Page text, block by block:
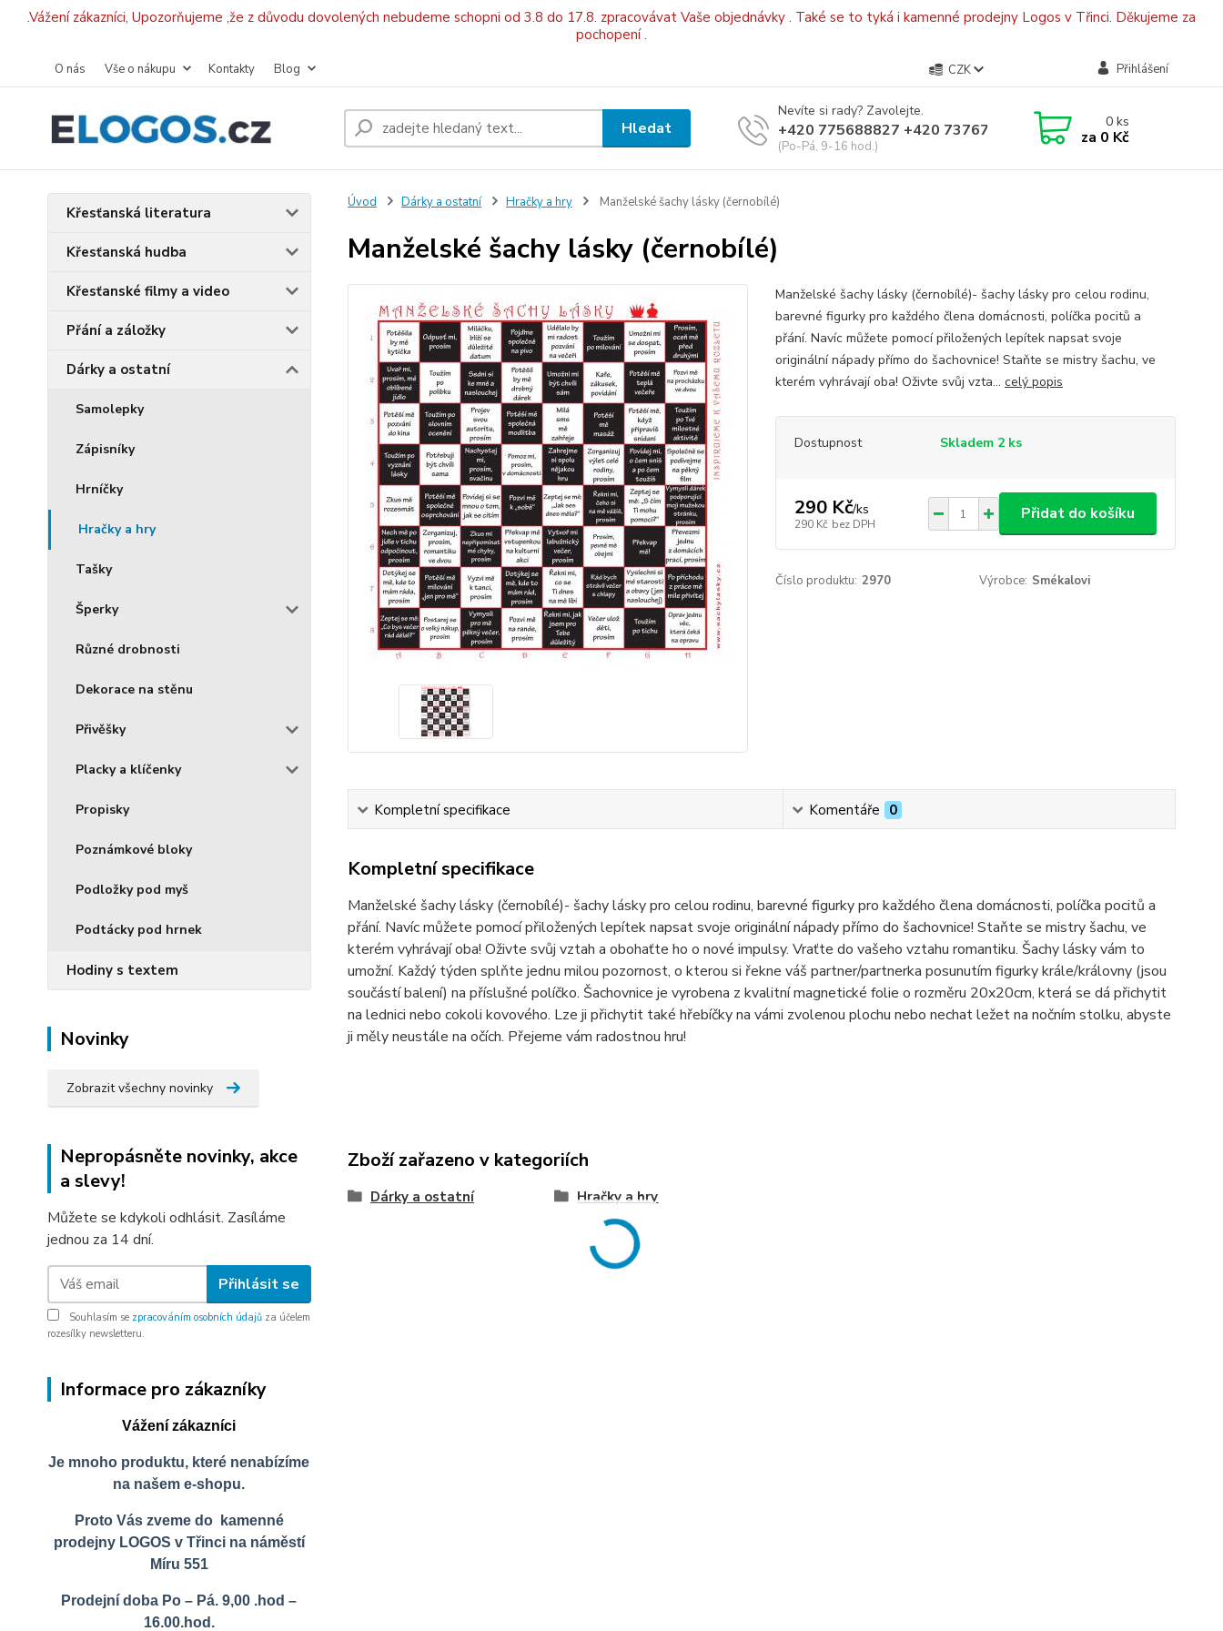
.Vážení zákazníci, Upozorňujeme ,že z důvodu dovolených nebudeme schopni od 3.8 do 17.8. zpracovávat Vaše objednávky . Také se to tyká i kamenné prodejny Logos v Třinci. Děkujeme za
pochopení .
O nás Vše o nákupu Kontakty Blog CZK Přihlášení
Hledat
Nevíte si rady? Zavolejte.
+420 775688827 +420 737670415
(Po-Pá, 9-16 hod.)
0ks
za 0 Kč
Křesťanská literatura
Křesťanská hudba
Křesťanské filmy a video
Přání a záložky
Dárky a ostatní
Samolepky
Zápisníky
Hrníčky
Hračky a hry
Tašky
Šperky
Různé drobnosti
Dekorace na stěnu
Přivěšky
Placky a klíčenky
Propisky
Poznámkové bloky
Podložky pod myš
Podtácky pod hrnek
Hodiny s textem
Novinky
Zobrazit všechny novinky
Nepropásněte novinky, akce
a slevy!
Můžete se kdykoli odhlásit. Zasíláme
jednou za 14 dní.
Přihlásit se
Souhlasím se zpracováním osobních údajů za účelem
rozesílky newsletteru.
Informace pro zákazníky
Vážení zákazníci
Je mnoho produktu, které nenabízíme
na našem e-shopu.
Proto Vás zveme do kamenné
prodejny LOGOS v Třinci na náměstí
Míru 551
Prodejní doba Po – Pá. 9,00 .hod –
16.00.hod.
Úvod Dárky a ostatní Hračky a hry Manželské šachy lásky (černobílé)
Manželské šachy lásky (černobílé)
Manželské šachy lásky (černobílé)- šachy lásky pro celou rodinu,
barevné figurky pro každého člena domácnosti, políčka pocitů a
přání. Navíc můžete pomocí přiložených lepítek napsat svoje
originální nápady přímo do šachovnice! Staňte se mistry šachu, ve
kterém vyhrávají oba! Oživte svůj vzta... celý popis
Dostupnost Skladem 2 ks
290 Kč/ks
290 Kč bez DPH
Přidat do košíku
Číslo produktu: 2970 Výrobce: Smékalovi
Kompletní specifikace Komentáře 0
Kompletní specifikace
Manželské šachy lásky (černobílé)- šachy lásky pro celou rodinu, barevné figurky pro každého člena domácnosti, políčka pocitů a
přání. Navíc můžete pomocí přiložených lepítek napsat svoje originální nápady přímo do šachovnice! Staňte se mistry šachu, ve
kterém vyhrávají oba! Oživte svůj vztah a obohaťte ho o nové impulsy. Vraťte do vašeho vztahu romantiku. Šachy lásky vám to
umožní. Každý týden splňte jednu milou pozornost, o kterou si řekne váš partner/partnerka posunutím figurky krále/královny (jsou
součástí balení) na příslušné políčko. Šachovnice je vyrobena z kvalitní magnetické folie o rozměru 20x20cm, která se dá přichytit
na lednici nebo cokoli kovového. Lze ji přichytit také hřebíčky na vámi zvolenou plochu nebo nechat ležet na nočním stolku, abyste
ji měly neustále na očích. Přejeme vám radostnou hru!
Zboží zařazeno v kategoriích
Dárky a ostatní Hračky a hry